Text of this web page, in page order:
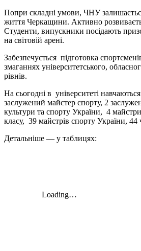
Попри складні умови, ЧНУ
життя Черкащини. Активно
Студенти, випускники посідають
на світовій арені.
Забезпечується підготовка
змаганнях університетського,
рівнів.
На сьогодні в університеті
заслужений майстер спорту, 2
культури та спорту України, 4
класу, 39 майстрів спорту України, 44
Детальніше — у таблицях: